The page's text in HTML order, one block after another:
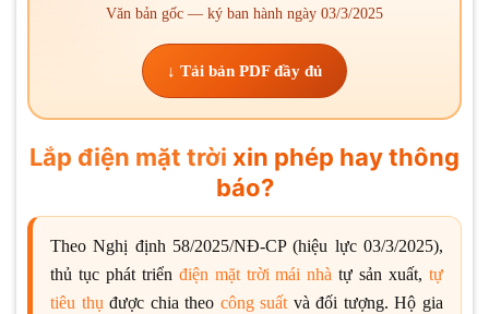
Văn bản gốc — ký ban hành ngày 03/3/2025
↓ Tải bản PDF đầy đủ
Lắp điện mặt trời xin phép hay thông
báo?
Theo Nghị định 58/2025/NĐ-CP (hiệu lực 03/3/2025),
thủ tục phát triển điện mặt trời mái nhà tự sản xuất,tự
tiêu thụđược chia theo công suấtvà đối tượng. Hộ gia